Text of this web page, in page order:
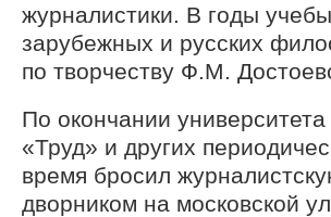
журналистики. В годы
зарубежных и русских
по творчеству Ф.М.
По окончании
«Труд» и других
время бросил
дворником на московской